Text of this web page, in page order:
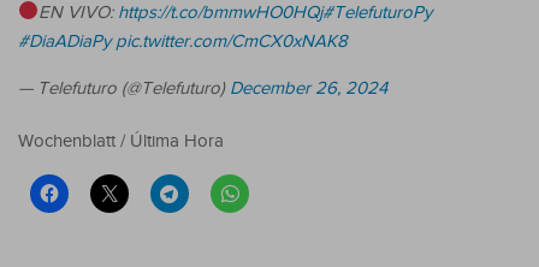
EN VIVO: https://t.co/bmmwHO0HQj#TelefuturoPy
#DiaADiaPy pic.twitter.com/CmCX0xNAK8
— Telefuturo (@Telefuturo) December 26, 2024
Wochenblatt / Última Hora